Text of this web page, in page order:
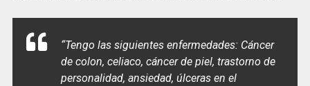
“Tengo las siguientes enfermedades: Cáncer
de colon, celiaco, cáncer de piel, trastorno de
personalidad, ansiedad, úlceras en el